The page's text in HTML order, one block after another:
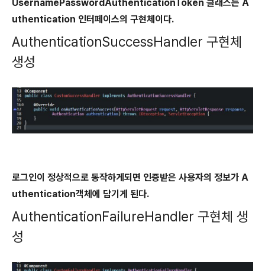
UsernamePasswordAuthenticationToken 클래스는 A
uthentication 인터페이스의 구현체이다.
AuthenticationSuccessHandler 구현체
생성
로그인이 정상적으로 동작하게되면 인증받은 사용자의 정보가 A
uthentication객체에 담기게 된다.
AuthenticationFailureHandler 구현체 생
성